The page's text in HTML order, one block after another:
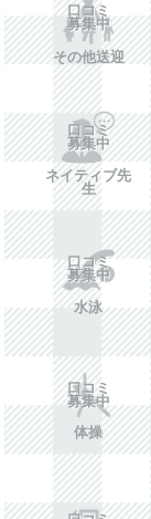
口コミ
募集中
その他送迎
口コミ
募集中
ネイティブ先
生
口コミ
募集中
水泳
口コミ
募集中
体操